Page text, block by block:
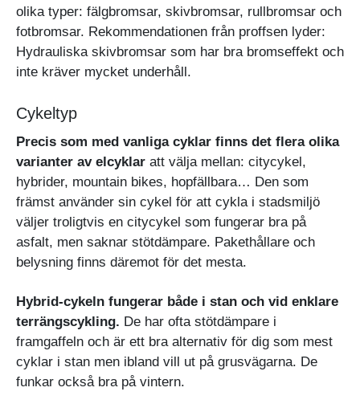
olika typer: fälgbromsar, skivbromsar, rullbromsar och
fotbromsar. Rekommendationen från proffsen lyder:
Hydrauliska skivbromsar som har bra bromseffekt och
inte kräver mycket underhåll.
Cykeltyp
Precis som med vanliga cyklar finns det flera olika
varianter av elcyklar att välja mellan: citycykel,
hybrider, mountain bikes, hopfällbara… Den som
främst använder sin cykel för att cykla i stadsmiljö
väljer troligtvis en citycykel som fungerar bra på
asfalt, men saknar stötdämpare. Pakethållare och
belysning finns däremot för det mesta.
Hybrid-cykeln fungerar både i stan och vid enklare
terrängscykling. De har ofta stötdämpare i
framgaffeln och är ett bra alternativ för dig som mest
cyklar i stan men ibland vill ut på grusvägarna. De
funkar också bra på vintern.